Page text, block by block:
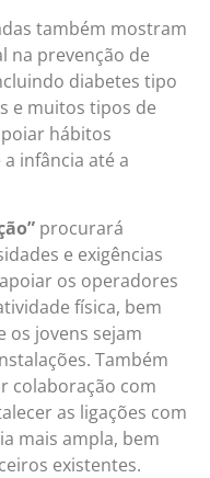
também mostram
na prevenção de
diabetes tipo
e muitos tipos de
hábitos
infância até a
procurará
e exigências
os operadores
física, bem
os jovens sejam
Também
colaboração com
as ligações com
mais ampla, bem
existentes.